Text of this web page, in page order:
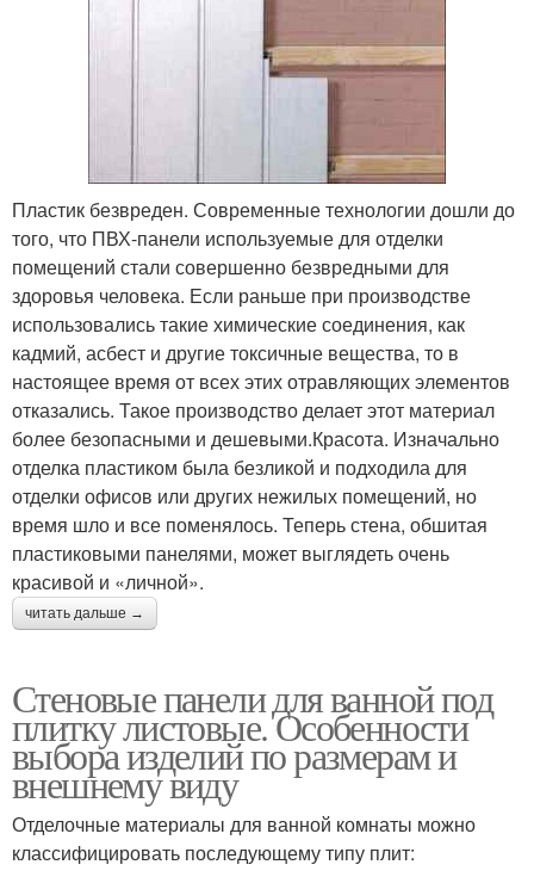
Пластик безвреден. Современные технологии дошли до
того, что ПВХ-панели используемые для отделки
помещений стали совершенно безвредными для
здоровья человека. Если раньше при производстве
использовались такие химические соединения, как
кадмий, асбест и другие токсичные вещества, то в
настоящее время от всех этих отравляющих элементов
отказались. Такое производство делает этот материал
более безопасными и дешевыми.Красота. Изначально
отделка пластиком была безликой и подходила для
отделки офисов или других нежилых помещений, но
время шло и все поменялось. Теперь стена, обшитая
пластиковыми панелями, может выглядеть очень
красивой и «личной».
читать дальше →
Стеновые панели для ванной под
плитку листовые. Особенности
выбора изделий по размерам и
внешнему виду
Отделочные материалы для ванной комнаты можно
классифицировать последующему типу плит: